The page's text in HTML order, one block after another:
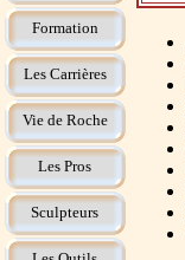
Formation
Les Carrières
Vie de Roche
Les Pros
Sculpteurs